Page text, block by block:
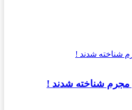
شناخته شدند !
مجرم شناخته شدند !